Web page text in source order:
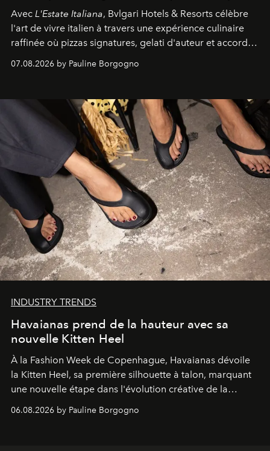
Avec L'Estate Italiana, Bvlgari Hotels & Resorts célèbre
l'art de vivre italien à travers une expérience culinaire
raffinée où pizzas signatures, gelati d'auteur et accords
07.08.2026 by Pauline Borgogno
INDUSTRY TRENDS
Havaianas prend de la hauteur avec sa
nouvelle Kitten Heel
À la Fashion Week de Copenhague, Havaianas dévoile
la Kitten Heel, sa première silhouette à talon, marquant
une nouvelle étape dans l'évolution créative de la
06.08.2026 by Pauline Borgogno